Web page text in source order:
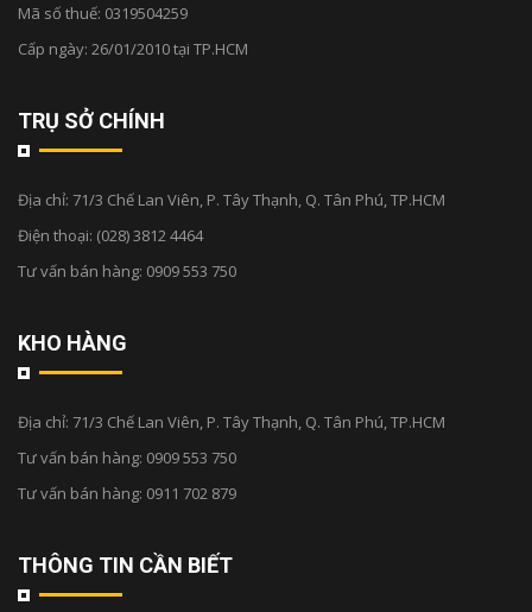
Mã số thuế: 0319504259
Cấp ngày: 26/01/2010 tại TP.HCM
TRỤ SỞ CHÍNH
Địa chỉ: 71/3 Chế Lan Viên, P. Tây Thạnh, Q. Tân Phú, TP.HCM
Điện thoại: (028) 3812 4464
Tư vấn bán hàng: 0909 553 750
KHO HÀNG
Địa chỉ: 71/3 Chế Lan Viên, P. Tây Thạnh, Q. Tân Phú, TP.HCM
Tư vấn bán hàng: 0909 553 750
Tư vấn bán hàng: 0911 702 879
THÔNG TIN CẦN BIẾT